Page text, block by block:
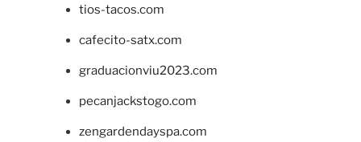
tios-tacos.com
cafecito-satx.com
graduacionviu2023.com
pecanjackstogo.com
zengardendayspa.com